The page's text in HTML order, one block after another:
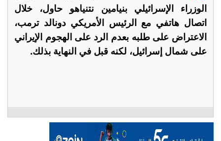
الوزراء الإسرائيلي بنيامين نتنياهو حاول، خلال
اتصال هاتفي مع الرئيس الأمريكي دونالد ترمب،
الاعتراض على طلبه بعدم الرد على الهجوم الإيراني
على شمال إسرائيل، لكنه قبل في النهاية بذلك.